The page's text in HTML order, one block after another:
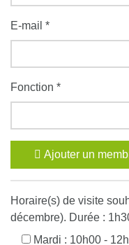
E-mail *
Fonction *
Ajouter un
Horaire(s) de visite
décembre). Durée :
Mardi : 10h00 -